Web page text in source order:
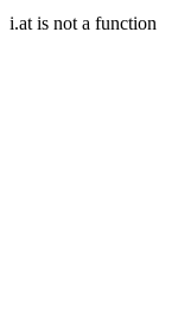
i.at is not a function